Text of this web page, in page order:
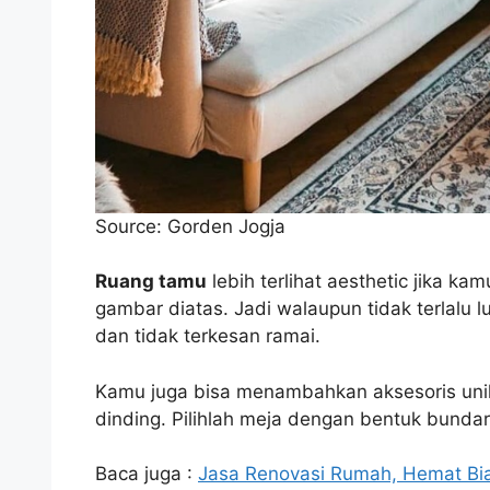
Source: Gorden Jogja
Ruang tamu lebih terlihat aesthetic jika
gambar diatas. Jadi walaupun tidak terlalu
dan tidak terkesan ramai.
Kamu juga bisa menambahkan aksesoris
dinding. Pilihlah meja dengan bentuk
Baca juga : Jasa Renovasi Rumah, Hemat